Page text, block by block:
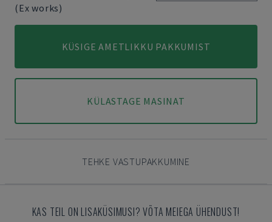
(Ex works)
KÜSIGE AMETLIKKU PAKKUMIST
KÜLASTAGE MASINAT
TEHKE VASTUPAKKUMINE
KAS TEIL ON LISAKÜSIMUSI? VÕTA MEIEGA ÜHENDUST!